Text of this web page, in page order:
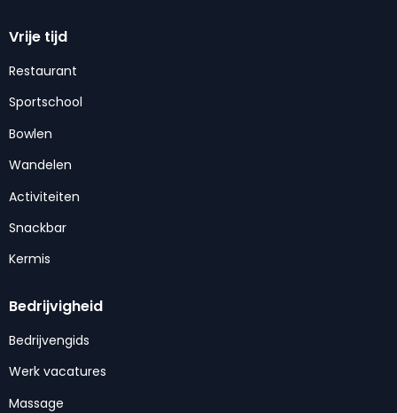
Vrije tijd
Restaurant
Sportschool
Bowlen
Wandelen
Activiteiten
Snackbar
Kermis
Bedrijvigheid
Bedrijvengids
Werk vacatures
Massage